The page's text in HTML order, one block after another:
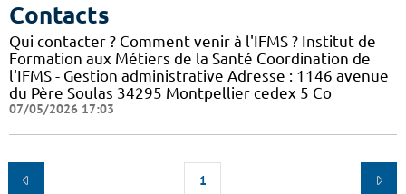
Contacts
Qui contacter ? Comment venir à l'IFMS ? Institut de
Formation aux Métiers de la Santé Coordination de
l'IFMS - Gestion administrative Adresse : 1146 avenue
du Père Soulas 34295 Montpellier cedex 5 Co
07/05/2026 17:03
1